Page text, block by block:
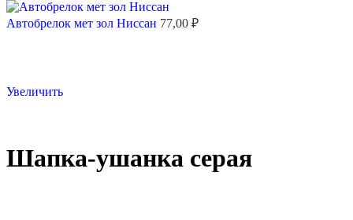
Автобрелок мет зол Ниссан 77,00 ₽
Увеличить
Шапка-ушанка серая